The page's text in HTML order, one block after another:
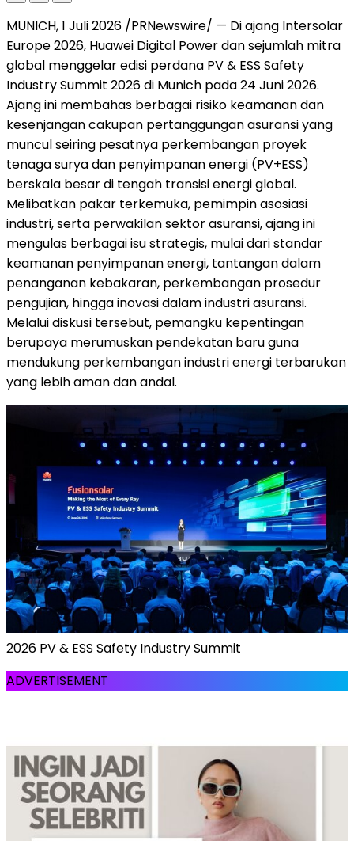
MUNICH, 1 Juli 2026 /PRNewswire/ — Di ajang Intersolar
Europe 2026, Huawei Digital Power dan sejumlah mitra
global menggelar edisi perdana PV & ESS Safety
Industry Summit 2026 di Munich pada 24 Juni 2026.
Ajang ini membahas berbagai risiko keamanan dan
kesenjangan cakupan pertanggungan asuransi yang
muncul seiring pesatnya perkembangan proyek
tenaga surya dan penyimpanan energi (PV+ESS)
berskala besar di tengah transisi energi global.
Melibatkan pakar terkemuka, pemimpin asosiasi
industri, serta perwakilan sektor asuransi, ajang ini
mengulas berbagai isu strategis, mulai dari standar
keamanan penyimpanan energi, tantangan dalam
penanganan kebakaran, perkembangan prosedur
pengujian, hingga inovasi dalam industri asuransi.
Melalui diskusi tersebut, pemangku kepentingan
berupaya merumuskan pendekatan baru guna
mendukung perkembangan industri energi terbarukan
yang lebih aman dan andal.
2026 PV & ESS Safety Industry Summit
ADVERTISEMENT